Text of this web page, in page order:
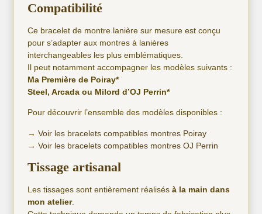
Compatibilité
Ce bracelet de montre lanière sur mesure est conçu
pour s’adapter aux montres à lanières
interchangeables les plus emblématiques.
Il peut notamment accompagner les modèles suivants :
Ma Première de Poiray*
Steel, Arcada ou Milord d’OJ Perrin*
Pour découvrir l’ensemble des modèles disponibles :
→Voir les bracelets compatibles montres Poiray
→Voir les bracelets compatibles montres OJ Perrin
Tissage artisanal
Les tissages sont entièrement réalisésà la main dans
mon atelier.